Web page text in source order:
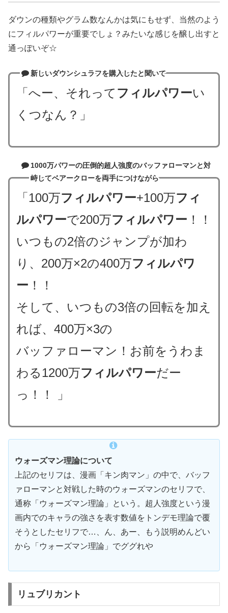
ダウンの種類やグラム数なんかは気にもせず、当然のよう
にフィルパワーが重要でしょ？みたいな感じを醸し出すと
通っぽいぞ☆
新しいダウンシュラフを購入したと聞いて
「へー、それって フィルパワーい
くつなん？」
1000万パワーの圧倒的超人強度のバッファローマンと対
峙してベアークローを両手につけながら
「100万フィルパワー+100万フィ
ルパワーで200万フィルパワー ！！
いつもの2倍のジャンプが加わ
り、200万×2の400万フィルパワ
ー ！！
そして、いつもの3倍の回転を加え
れば、400万×3の
バッファローマン！お前をうわま
わる1200万フィルパワーだー
っ！！ 」
ウォーズマン理論について
上記のセリフは、漫画「キン肉マン」の中で、バッフ
ァローマンと対戦した時のウォーズマンのセリフで、
通称「ウォーズマン理論」という。超人強度という漫
画内でのキャラの強さを表す数値をトンデモ理論で覆
そうとしたセリフで…、ん、あー、もう説明めんどい
から「ウォーズマン理論」でググれや
リュブリカント